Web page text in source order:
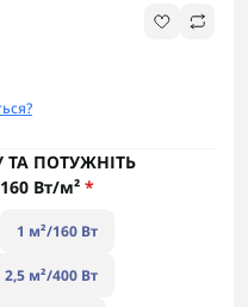
ТА ПОТУЖНІТЬ
Вт/м² *
1 м²/160 Вт
2,5 м²/400 Вт